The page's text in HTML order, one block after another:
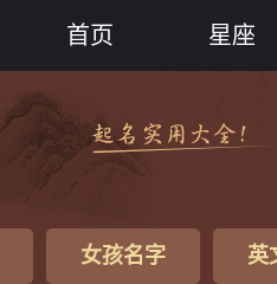
首页 星座
女孩名字 英